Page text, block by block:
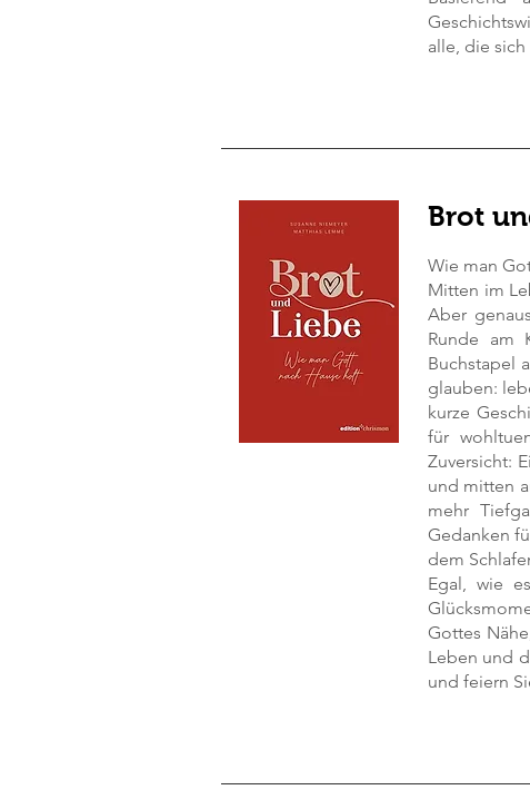
alle, die
Brot
Wie man
Mitten im
Aber
Runde am
Buchstapel
glauben:
kurze
für
Zuversicht:
und mitten
mehr
Gedanken
dem
Egal, wie
Gottes
Leben und
und feiern